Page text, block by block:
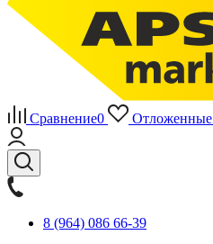
Сравнение0 Отложенные
8 (964) 086 66-39